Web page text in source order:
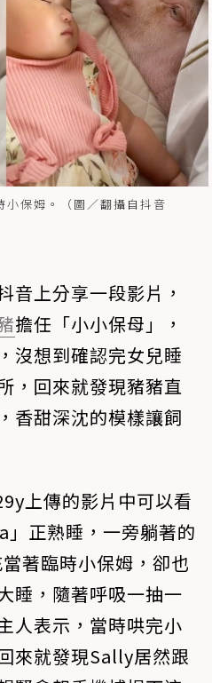
保姆。（圖／翻攝自抖音
音上分享一段影片，
擔任「小小保母」，
沒想到確認完女兒睡
，回來就發現豬豬直
香甜深沈的模樣讓飼
上傳的影片中可以看
」正熟睡，一旁躺著的
著臨時小保姆，卻也
睡，隨著呼吸一抽一
人表示，當時哄完小
來就發現Sally居然跟